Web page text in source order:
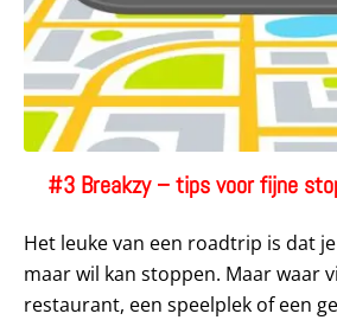
#3 Breakzy – tips voor fijne
Het leuke van een roadtrip is dat
maar wil kan stoppen. Maar waar
restaurant, een speelplek of een